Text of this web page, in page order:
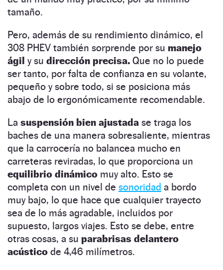
tamaño.
Pero, además de su rendimiento dinámico, el
308 PHEV también sorprende por su manejo
ágil y su dirección precisa. Que no lo puede
ser tanto, por falta de confianza en su volante,
pequeño y sobre todo, si se posiciona más
abajo de lo ergonómicamente recomendable.
La suspensión bien ajustada se traga los
baches de una manera sobresaliente, mientras
que la carrocería no balancea mucho en
carreteras reviradas, lo que proporciona un
equilibrio dinámico muy alto. Esto se
completa con un nivel de sonoridad a bordo
muy bajo, lo que hace que cualquier trayecto
sea de lo más agradable, incluidos por
supuesto, largos viajes. Esto se debe, entre
otras cosas, a su parabrisas delantero
acústico de 4,46 milímetros.